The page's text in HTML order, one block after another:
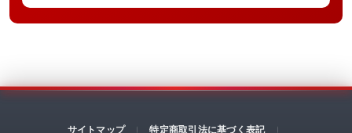
サイトマップ 特定商取引法に基づく表記